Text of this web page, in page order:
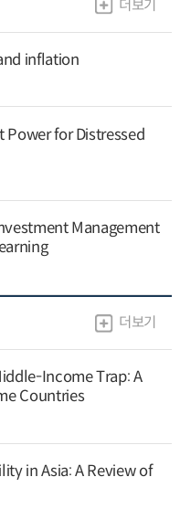
더보기
inflation
Power for Distressed
Management
더보기
Income Trap: A
Countries
in Asia: A Review of